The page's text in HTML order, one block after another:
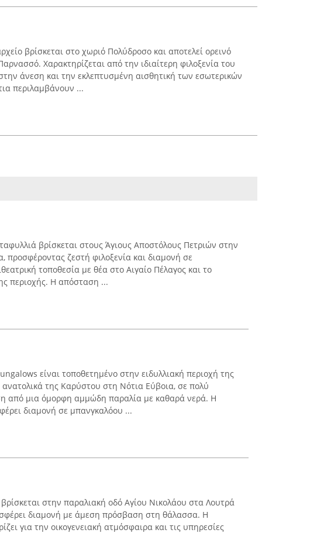
βρίσκεται στο χωριό Πολύδροσο και αποτελεί ορεινό
Χαρακτηρίζεται από την ιδιαίτερη φιλοξενία του
άνεση και την εκλεπτυσμένη αισθητική των εσωτερικών
περιλαμβάνουν ...
βρίσκεται στους Άγιους Αποστόλους Πετριών στην
προσφέροντας ζεστή φιλοξενία και διαμονή σε
τοποθεσία με θέα στο Αιγαίο Πέλαγος και το
περιοχής. Η απόσταση ...
είναι τοποθετημένο στην ειδυλλιακή περιοχή της
της Καρύστου στη Νότια Εύβοια, σε πολύ
από μια όμορφη αμμώδη παραλία με καθαρά νερά. Η
διαμονή σε μπανγκαλόου ...
στην παραλιακή οδό Αγίου Νικολάου στα Λουτρά
διαμονή με άμεση πρόσβαση στη θάλασσα. Η
για την οικογενειακή ατμόσφαιρα και τις υπηρεσίες